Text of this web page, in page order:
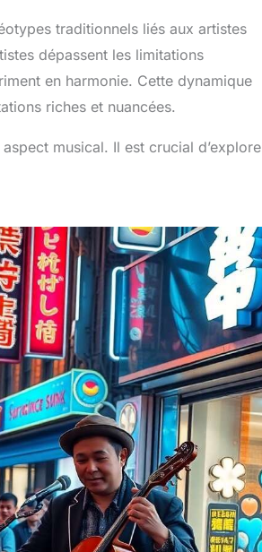
traditionnels liés aux artistes
dépassent les limitations
en harmonie. Cette dynamique
riches et nuancées.
musical. Il est crucial